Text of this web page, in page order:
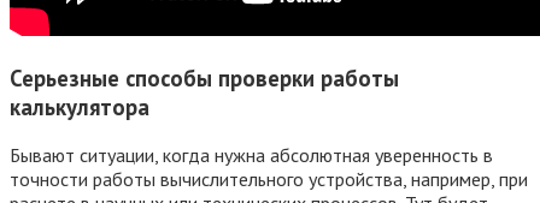
Серьезные способы проверки работы
калькулятора
Бывают ситуации, когда нужна абсолютная уверенность в
точности работы вычислительного устройства, например, при